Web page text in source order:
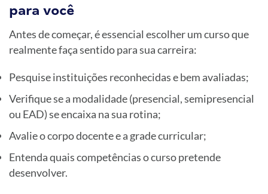
para você
Antes de começar, é essencial escolher um curso que
realmente faça sentido para sua carreira:
Pesquise instituições reconhecidas e bem avaliadas;
Verifique se a modalidade (presencial, semipresencial
ou EAD) se encaixa na sua rotina;
Avalie o corpo docente e a grade curricular;
Entenda quais competências o curso pretende
desenvolver.